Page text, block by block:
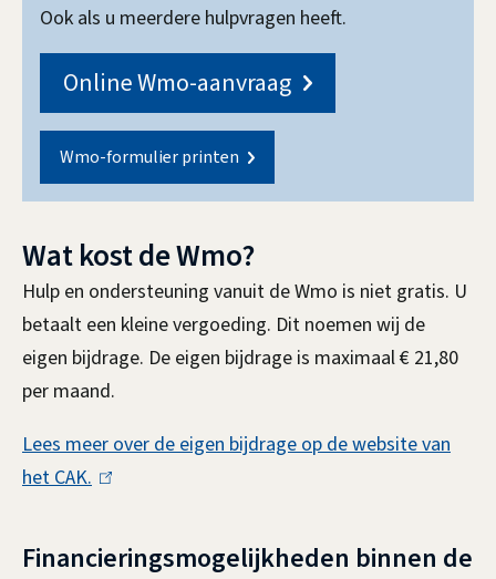
Ook als u meerdere hulpvragen heeft.
Online Wmo-aanvraag
Wmo-formulier printen
Wat kost de Wmo?
Hulp en ondersteuning vanuit de Wmo is niet gratis. U
betaalt een kleine vergoeding. Dit noemen wij de
eigen bijdrage. De eigen bijdrage is maximaal € 21,80
per maand.
Lees meer over de eigen bijdrage op de website van
het CAK.
Financieringsmogelijkheden binnen de